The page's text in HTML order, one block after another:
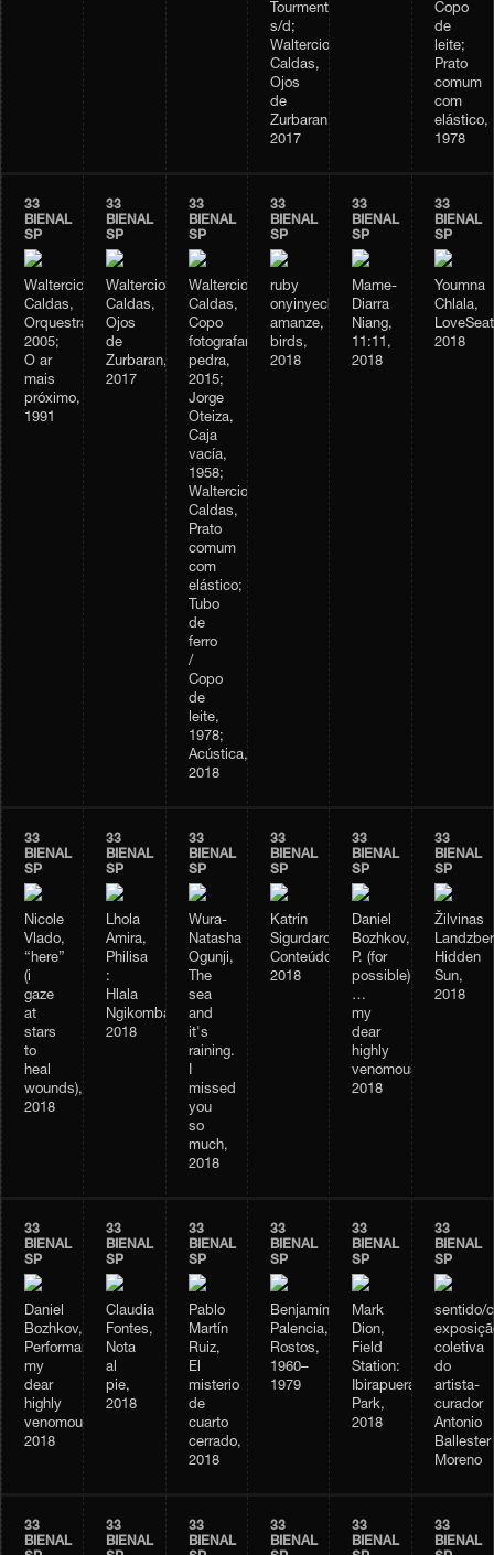
Tourmente,
s/d;
Waltercio
Caldas,
Ojos
de
Zurbaran,
2017
Copo
de
leite;
Prato
comum
com
elástico,
1978
33
BIENAL
SP
Waltercio
Caldas,
Orquestra,
2005;
O ar
mais
próximo,
1991
33
BIENAL
SP
Waltercio
Caldas,
Ojos
de
Zurbaran,
2017
33
BIENAL
SP
Waltercio
Caldas,
Copo
fotografando
pedra,
2015;
Jorge
Oteiza,
Caja
vacía,
1958;
Waltercio
Caldas,
Prato
comum
com
elástico;
Tubo
de
ferro
/
Copo
de
leite,
1978;
Acústica,
2018
33
BIENAL
SP
ruby
onyinyechi
amanze,
birds,
2018
33
BIENAL
SP
Mame-
Diarra
Niang,
11:11,
2018
33
BIENAL
SP
Youmna
Chlala,
2018
33
BIENAL
SP
Nicole
Vlado,
“here”
(i
gaze
at
stars
to
heal
wounds),
2018
33
BIENAL
SP
Lhola
Amira,
Philisa
:
Hlala
Ngikombamthise,
2018
33
BIENAL
SP
Wura-
Natasha
Ogunji,
The
sea
and
it's
raining.
I
missed
you
so
much,
2018
33
BIENAL
SP
Katrín
Sigurdardóttir,
Conteúdo,
2018
33
BIENAL
SP
Daniel
Bozhkov,
P. (for
possible)
…
my
dear
highly
venomous,
2018
33
BIENAL
SP
Žilvinas
Hidden
Sun,
2018
33
BIENAL
SP
Daniel
Bozhkov,
Performance
my
dear
highly
venomous,
2018
33
BIENAL
SP
Claudia
Fontes,
Nota
al
pie,
2018
33
BIENAL
SP
Pablo
Martín
Ruiz,
El
misterio
de
cuarto
cerrado,
2018
33
BIENAL
SP
Benjamín
Palencia,
Rostos,
1960–
1979
33
BIENAL
SP
Mark
Dion,
Field
Station:
Ibirapuera
Park,
2018
33
BIENAL
SP
sentido/
coletiva
do
artista-
curador
Antonio
Ballester
Moreno
33
BIENAL
33
BIENAL
33
BIENAL
33
BIENAL
33
BIENAL
33
BIENAL